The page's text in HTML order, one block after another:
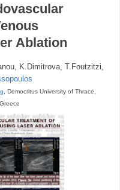
Ablation
K.Dimitrova, T.Foutzitzi,
, Democritus University of Thrace,